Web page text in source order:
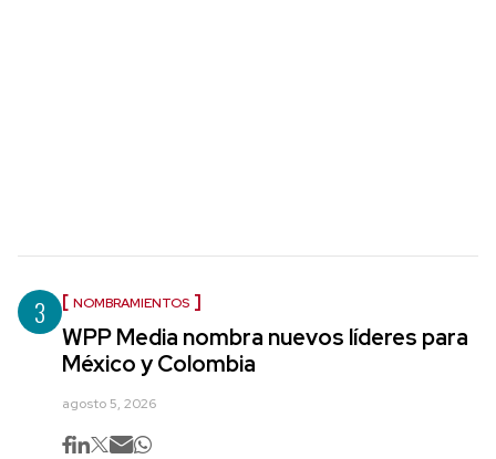
3 NOMBRAMIENTOS
WPP Media nombra nuevos líderes para
México y Colombia
agosto 5, 2026